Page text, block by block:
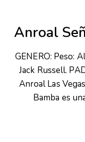
Anroal
GENERO: Peso:
Jack Russell.
Anroal Las
Bamba es